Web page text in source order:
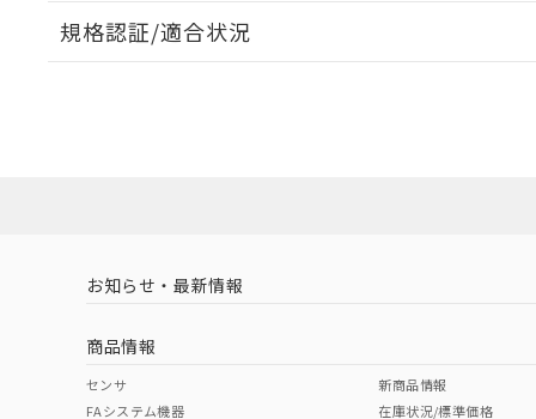
EU RoHS 注意事項・凡例
中国 RoHS 注意事項・凡例
中国 RoHS表
規格認証/適合状況
（イギリス
（ノルウェー
お知らせ・最新情報
商品情報
センサ
FAシステム機器
新商品情報
在庫状況/標準価格